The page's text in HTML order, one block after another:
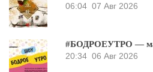
06:04 07 Авг 2026
#БОДРОЕУТРО —
20:34 06 Авг 2026